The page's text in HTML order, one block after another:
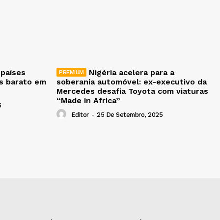
barato em
Nigéria acelera para a
soberania automóvel: ex-executivo da
Mercedes desafia Toyota com viaturas
“Made in Africa”
Editor - 25 De Setembro, 2025